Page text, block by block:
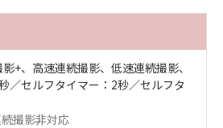
+、高速連続撮影、低速連続撮影、
／セルフタイマー：2秒／セルフタ
撮影非対応